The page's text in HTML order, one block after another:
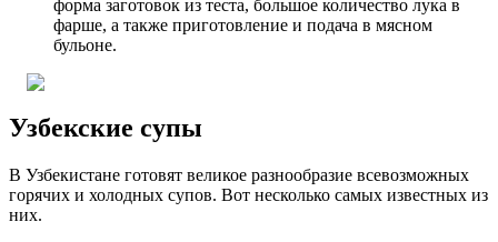
форма заготовок из теста, большое количество лука в
фарше, а также приготовление и подача в мясном
бульоне.
Узбекские супы
В Узбекистане готовят великое разнообразие всевозможных
горячих и холодных супов. Вот несколько самых известных из
них.